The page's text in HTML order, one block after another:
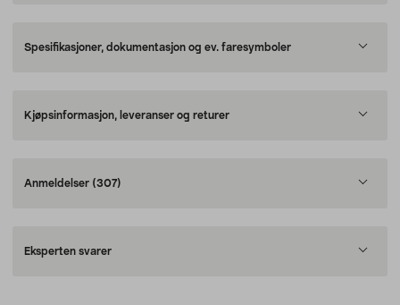
Spesifikasjoner, dokumentasjon og ev. faresymboler
Kjøpsinformasjon, leveranser og returer
Anmeldelser (307)
Eksperten svarer